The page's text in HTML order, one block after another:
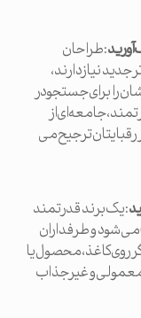
: طراحان
نیاز دارند،
را برای جستجو در
جامعه ای از
رقبایتان ترجیح می
: یک برند قدرتمند
شود و طرفداران
روی کاغذ، محصول یا
و غیرجذاب